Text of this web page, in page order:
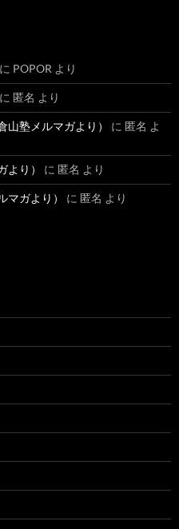
に POPOR より
に 匿名 より
塾メルマガより） に 匿名 よ
り） に 匿名 より
ガより） に 匿名 より